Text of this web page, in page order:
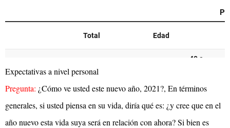
Expectativas a nivel personal
Pregunta: ¿Cómo ve usted este nuevo año, 2021?, En términos
generales, si usted piensa en su vida, diría qué es: ¿y cree que en el
año nuevo esta vida suya será en relación con ahora? Si bien es